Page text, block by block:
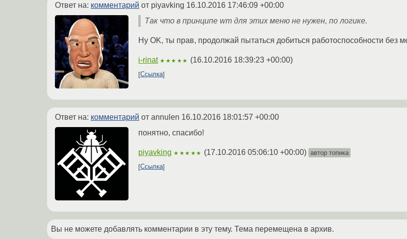
Ответ на: комментарий от piyavking 16.10.2016 17:46:09 +00:00
Так что в принципе wm для этих меню не нужен, по логике.
Ну OK, ты прав, продолжай пытаться добиться работоспособности без
i-rinat ★★★★★ (16.10.2016 18:39:23 +00:00)
Ссылка
Ответ на: комментарий от annulen 16.10.2016 18:01:57 +00:00
понятно, спасибо!
piyavking ★★★★★ (17.10.2016 05:06:10 +00:00) автор топика
Ссылка
Вы не можете добавлять комментарии в эту тему. Тема перемещена в архив.